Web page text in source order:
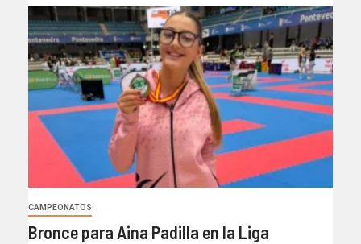
CAMPEONATOS
Bronce para Aina Padilla en la Liga